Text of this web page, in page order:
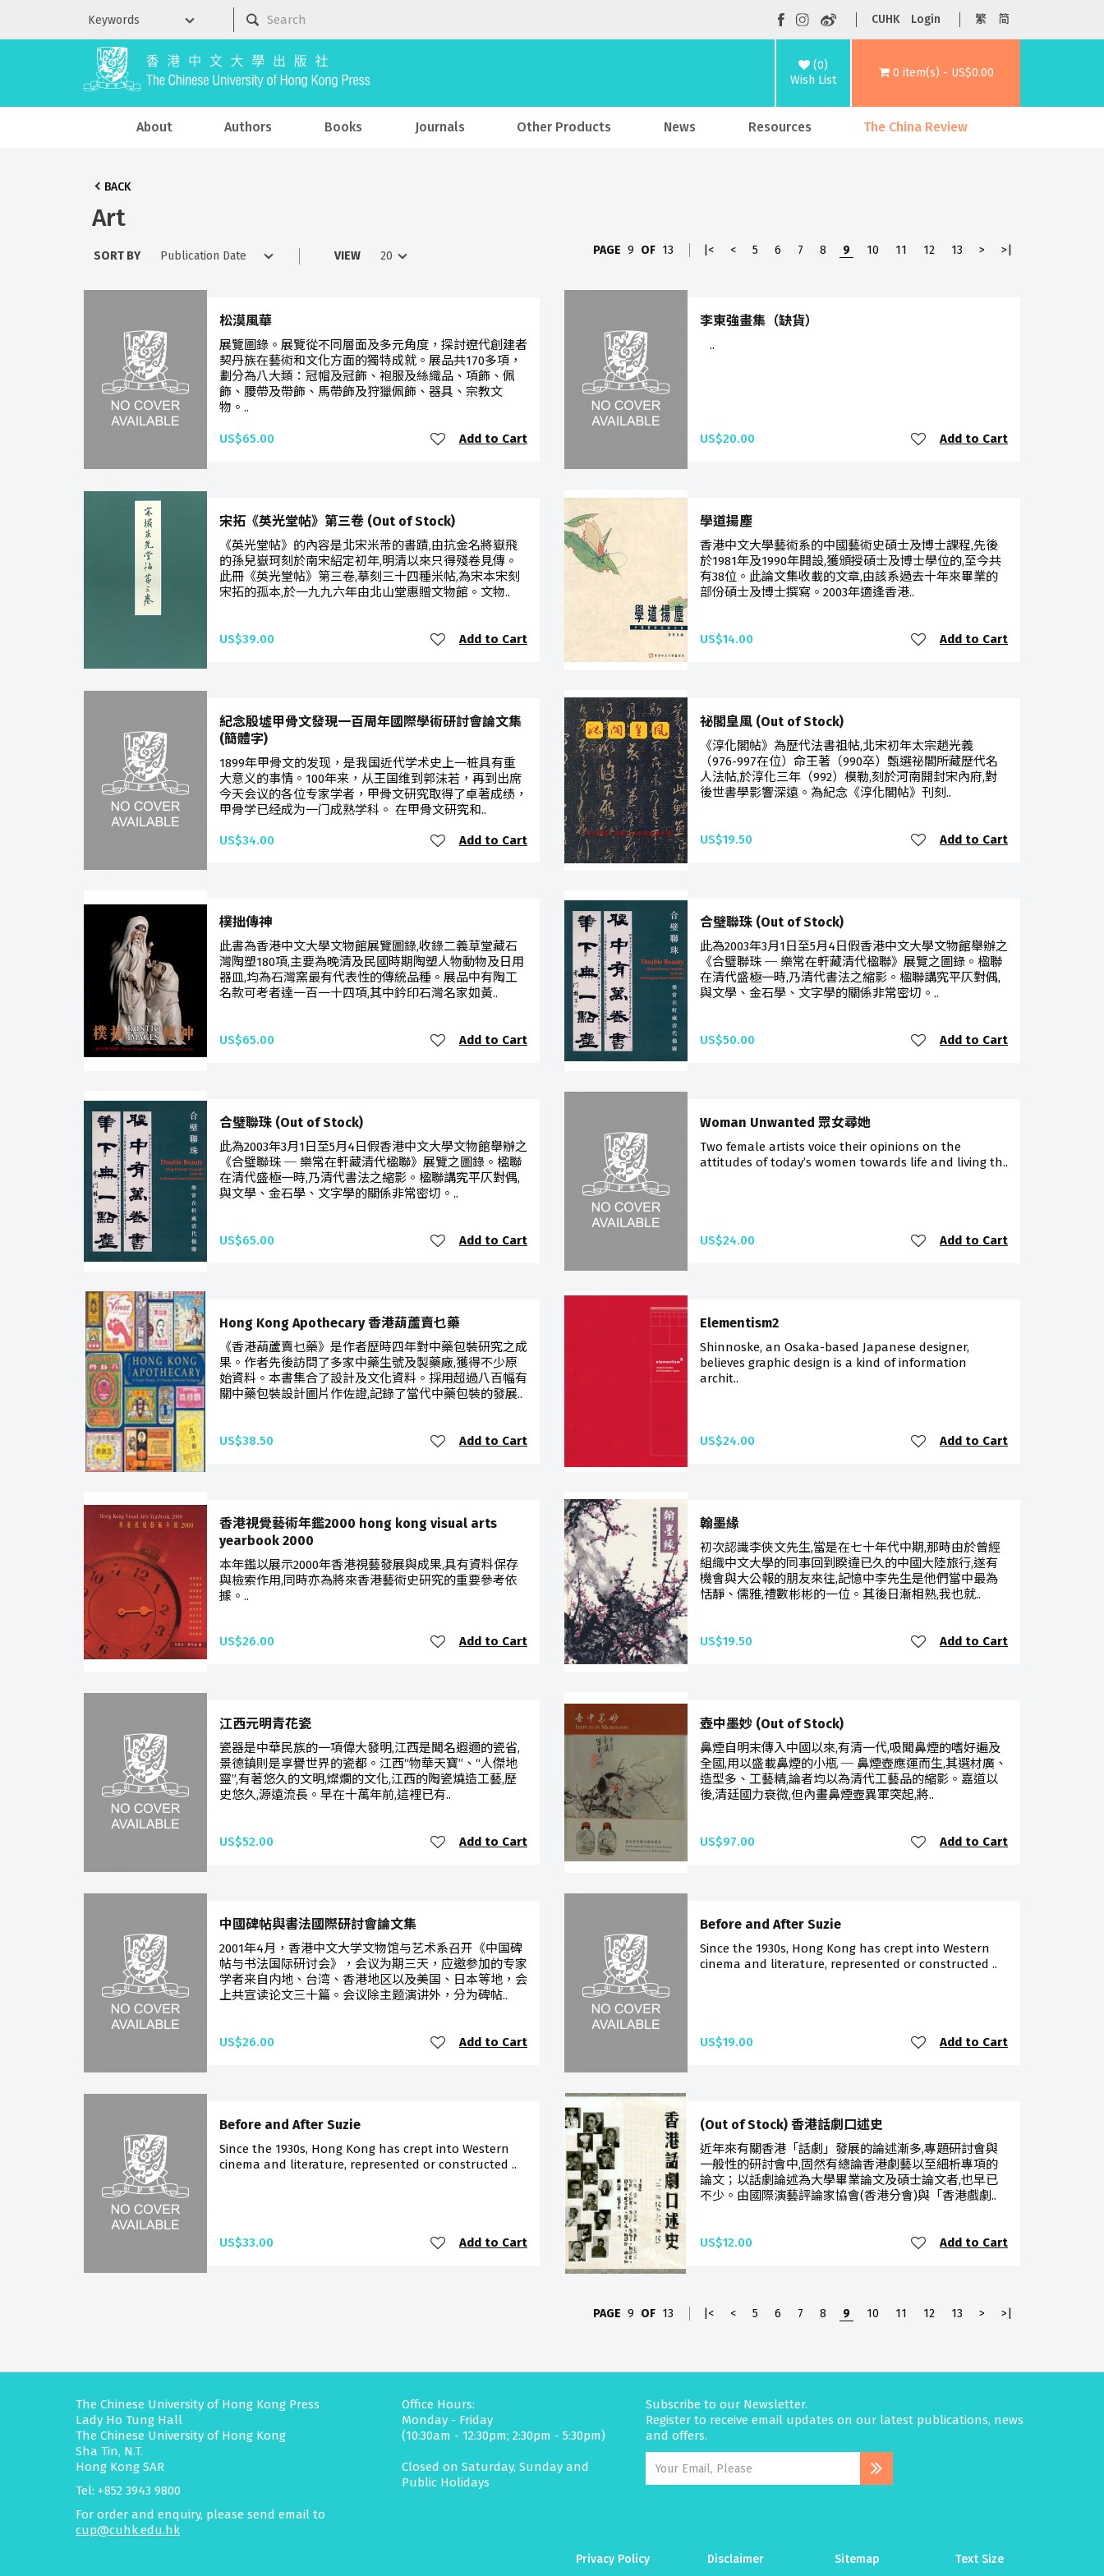
CUHK Login 繁 简
(0)
Wish List
0 item(s) - US$0.00
About Authors Books Journals Other Products News Resources The China Review
BACK
Art
SORT BY VIEW PAGE 9 OF 13 |< < 5 6 7 8 9 10 11 12 13 > >|
松漠風華
展覽圖錄。展覽從不同層面及多元角度，探討遼代創建者
契丹族在藝術和文化方面的獨特成就。展品共170多項，
劃分為八大類：冠帽及冠飾、袍服及絲織品、項飾、佩
飾、腰帶及帶飾、馬帶飾及狩獵佩飾、器具、宗教文
物。..
US$65.00 Add to Cart
李東強畫集（缺貨）
..
US$20.00 Add to Cart
宋拓《英光堂帖》第三卷 (Out of Stock)
《英光堂帖》的內容是北宋米芾的書蹟,由抗金名將嶽飛
的孫兒嶽珂刻於南宋紹定初年,明清以來只得殘卷見傳。
此冊《英光堂帖》第三卷,摹刻三十四種米帖,為宋本宋刻
宋拓的孤本,於一九九六年由北山堂惠贈文物館。文物..
US$39.00 Add to Cart
學道揚塵
香港中文大學藝術系的中國藝術史碩士及博士課程,先後
於1981年及1990年開設,獲頒授碩士及博士學位的,至今共
有38位。此論文集收載的文章,由該系過去十年來畢業的
部份碩士及博士撰寫。2003年適逢香港..
US$14.00 Add to Cart
紀念殷墟甲骨文發現一百周年國際學術研討會論文集
(簡體字)
1899年甲骨文的发现，是我国近代学术史上一桩具有重
大意义的事情。100年来，从王国维到郭沫若，再到出席
今天会议的各位专家学者，甲骨文研究取得了卓著成绩，
甲骨学已经成为一门成熟学科。 在甲骨文研究和..
US$34.00 Add to Cart
祕閣皇風 (Out of Stock)
《淳化閣帖》為歷代法書祖帖,北宋初年太宗趙光義
（976-997在位）命王著（990卒）甄選祕閣所藏歷代名
人法帖,於淳化三年（992）模勒,刻於河南開封宋內府,對
後世書學影響深遠。為紀念《淳化閣帖》刊刻..
US$19.50 Add to Cart
樸拙傳神
此書為香港中文大學文物館展覽圖錄,收錄二義草堂藏石
灣陶塑180項,主要為晚清及民國時期陶塑人物動物及日用
器皿,均為石灣窯最有代表性的傳統品種。展品中有陶工
名款可考者達一百一十四項,其中鈐印石灣名家如黃..
US$65.00 Add to Cart
合璧聯珠 (Out of Stock)
此為2003年3月1日至5月4日假香港中文大學文物館舉辦之
《合璧聯珠 ─ 樂常在軒藏清代楹聯》展覽之圖錄。楹聯
在清代盛極一時,乃清代書法之縮影。楹聯講究平仄對偶,
與文學、金石學、文字學的關係非常密切。..
US$50.00 Add to Cart
合璧聯珠 (Out of Stock)
此為2003年3月1日至5月4日假香港中文大學文物館舉辦之
《合璧聯珠 ─ 樂常在軒藏清代楹聯》展覽之圖錄。楹聯
在清代盛極一時,乃清代書法之縮影。楹聯講究平仄對偶,
與文學、金石學、文字學的關係非常密切。..
US$65.00 Add to Cart
Woman Unwanted 眾女尋她
Two female artists voice their opinions on the
attitudes of today’s women towards life and living th..
US$24.00 Add to Cart
Hong Kong Apothecary 香港葫蘆賣乜藥
《香港葫蘆賣乜藥》是作者歷時四年對中藥包裝研究之成
果。作者先後訪問了多家中藥生號及製藥廠,獲得不少原
始資料。本書集合了設計及文化資料。採用超過八百幅有
關中藥包裝設計圖片作佐證,記錄了當代中藥包裝的發展..
US$38.50 Add to Cart
Elementism2
Shinnoske, an Osaka-based Japanese designer,
believes graphic design is a kind of information
archit..
US$24.00 Add to Cart
香港視覺藝術年鑑2000 hong kong visual arts
yearbook 2000
本年鑑以展示2000年香港視藝發展與成果,具有資料保存
與檢索作用,同時亦為將來香港藝術史研究的重要參考依
據。..
US$26.00 Add to Cart
翰墨緣
初次認識李俠文先生,當是在七十年代中期,那時由於曾經
組織中文大學的同事回到睽違已久的中國大陸旅行,遂有
機會與大公報的朋友來往,記憶中李先生是他們當中最為
恬靜、儒雅,禮數彬彬的一位。其後日漸相熟,我也就..
US$19.50 Add to Cart
江西元明青花瓷
瓷器是中華民族的一項偉大發明,江西是聞名遐邇的瓷省,
景德鎮則是享譽世界的瓷都。江西“物華天寶”、“人傑地
靈”,有著悠久的文明,燦爛的文化,江西的陶瓷燒造工藝,歷
史悠久,源遠流長。早在十萬年前,這裡已有..
US$52.00 Add to Cart
壺中墨妙 (Out of Stock)
鼻煙自明末傳入中國以來,有清一代,吸聞鼻煙的嗜好遍及
全國,用以盛載鼻煙的小瓶 ─ 鼻煙壺應運而生,其選材廣、
造型多、工藝精,論者均以為清代工藝品的縮影。嘉道以
後,清廷國力衰微,但內畫鼻煙壺異軍突起,將..
US$97.00 Add to Cart
中國碑帖與書法國際研討會論文集
2001年4月，香港中文大学文物馆与艺术系召开《中国碑
帖与书法国际研讨会》，会议为期三天，应邀参加的专家
学者来自内地、台湾、香港地区以及美国、日本等地，会
上共宣读论文三十篇。会议除主题演讲外，分为碑帖..
US$26.00 Add to Cart
Before and After Suzie
Since the 1930s, Hong Kong has crept into Western
cinema and literature, represented or constructed ..
US$19.00 Add to Cart
Before and After Suzie
Since the 1930s, Hong Kong has crept into Western
cinema and literature, represented or constructed ..
US$33.00 Add to Cart
(Out of Stock) 香港話劇口述史
近年來有關香港「話劇」發展的論述漸多,專題研討會與
一般性的研討會中,固然有總論香港劇藝以至細析專項的
論文；以話劇論述為大學畢業論文及碩士論文者,也早已
不少。由國際演藝評論家協會(香港分會)與「香港戲劇..
US$12.00 Add to Cart
PAGE 9 OF 13 |< < 5 6 7 8 9 10 11 12 13 > >|
The Chinese University of Hong Kong Press
Lady Ho Tung Hall
The Chinese University of Hong Kong
Sha Tin, N.T.
Hong Kong SAR
Tel: +852 3943 9800
For order and enquiry, please send email to
cup@cuhk.edu.hk
Office Hours:
Monday - Friday
(10:30am - 12:30pm; 2:30pm - 5:30pm)
Closed on Saturday, Sunday and
Public Holidays
Subscribe to our Newsletter.
Register to receive email updates on our latest publications, news
and offers.
Privacy Policy Disclaimer Sitemap Text Size